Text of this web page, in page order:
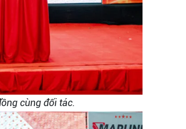
cùng đối tác.